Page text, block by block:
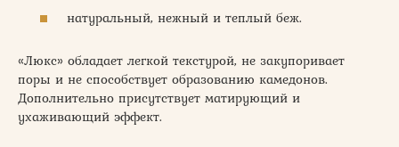
натуральный, нежный и теплый беж.
«Люкс» обладает легкой текстурой, не закупоривает
поры и не способствует образованию камедонов.
Дополнительно присутствует матирующий и
ухаживающий эффект.